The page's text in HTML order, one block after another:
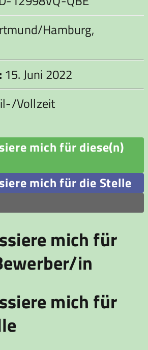
Hamburg,
15. Juni 2022
Vollzeit
mich für diese(n)
mich für die Stelle
mich für
in
mich für